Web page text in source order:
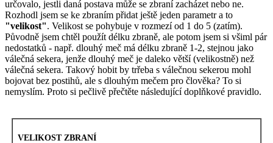
určovalo, jestli daná postava může se zbraní zacházet nebo ne.
Rozhodl jsem se ke zbraním přidat ještě jeden parametr a to
"velikost". Velikost se pohybuje v rozmezí od 1 do 5 (zatím).
Původně jsem chtěl použít délku zbraně, ale potom jsem si všiml pár
nedostatků - např. dlouhý meč má délku zbraně 1-2, stejnou jako
válečná sekera, jenže dlouhý meč je daleko větší (velikostně) než
válečná sekera. Takový hobit by trřeba s válečnou sekerou mohl
bojovat bez postihů, ale s dlouhým mečem pro člověka? To si
nemyslím. Proto si pečlivě přečtěte následující doplňkové pravidlo.
VELIKOST ZBRANÍ